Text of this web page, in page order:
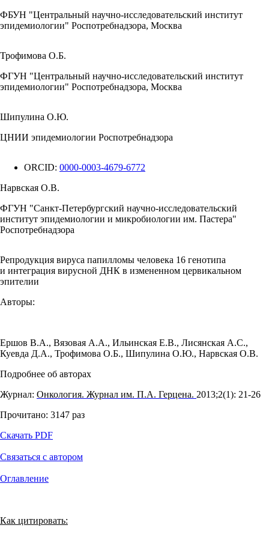
ФБУН "Центральный научно-исследовательский институт
эпидемиологии" Роспотребнадзора, Москва
Трофимова О.Б.
ФГУН "Центральный научно-исследовательский институт
эпидемиологии" Роспотребнадзора, Москва
Шипулина О.Ю.
ЦНИИ эпидемиологии Роспотребнадзора
ORCID: 0000-0003-4679-6772
Нарвская О.В.
ФГУН "Санкт-Петербургский научно-исследовательский
институт эпидемиологии и микробиологии им. Пастера"
Роспотребнадзора
Репродукция вируса папилломы человека 16 генотипа
и интеграция вирусной ДНК в измененном цервикальном
эпителии
Авторы:
Ершов В.А., Вязовая А.А., Ильинская Е.В., Лисянская А.С.,
Куевда Д.А., Трофимова О.Б., Шипулина О.Ю., Нарвская О.В.
Подробнее об авторах
Журнал: Онкология. Журнал им. П.А. Герцена. 2013;2(1): 21‑26
Прочитано: 3147 раз
Скачать PDF
Связаться с автором
Оглавление
Как цитировать: